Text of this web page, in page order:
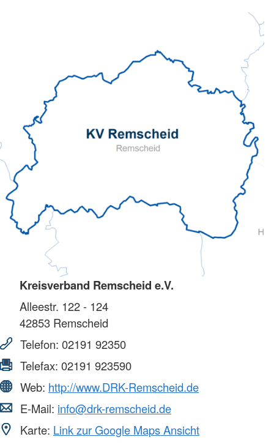
Kreisverband Remscheid e.V.
Alleestr. 122 - 124
42853 Remscheid
Telefon: 02191 92350
Telefax: 02191 923590
Web: http://www.DRK-Remscheid.de
E-Mail: info@drk-remscheid.de
Karte: Link zur Google Maps Ansicht